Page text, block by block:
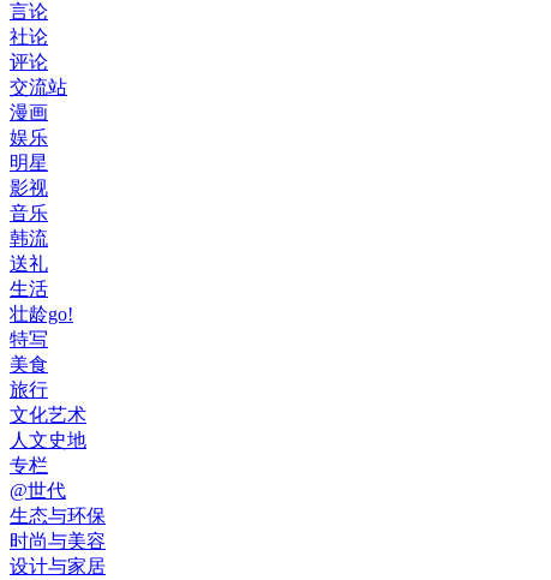
言论
社论
评论
交流站
漫画
娱乐
明星
影视
音乐
韩流
送礼
生活
壮龄go!
特写
美食
旅行
文化艺术
人文史地
专栏
@世代
生态与环保
时尚与美容
设计与家居